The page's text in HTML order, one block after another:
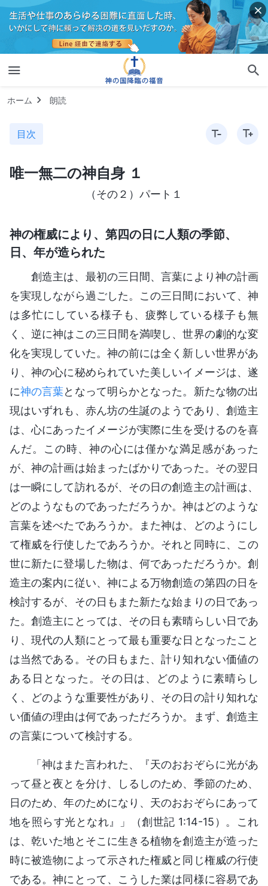
ホーム 朗読
目次
唯一無二の神自身 １
（その２）パート１
神の権威により、第四の日に人類の季節、
日、年が造られた
創造主は、最初の三日間、言葉により神の計画
を実現しながら過ごした。この三日間において、神
は多忙にしている様子も、疲弊している様子も無
く、逆に神はこの三日間を満喫し、世界の劇的な変
化を実現していた。神の前には全く新しい世界があ
り、神の心に秘められていた美しいイメージは、遂
に神の言葉となって明らかとなった。新たな物の出
現はいずれも、赤ん坊の生誕のようであり、創造主
は、心にあったイメージが実際に生を受けるのを喜
んだ。この時、神の心には僅かな満足感があった
が、神の計画は始まったばかりであった。その翌日
は一瞬にして訪れるが、その日の創造主の計画は、
どのようなものであっただろうか。神はどのような
言葉を述べたであろうか。また神は、どのようにし
て権威を行使したであろうか。それと同時に、この
世に新たに登場した物は、何であっただろうか。創
造主の案内に従い、神による万物創造の第四の日を
検討するが、その日もまた新たな始まりの日であっ
た。創造主にとっては、その日も素晴らしい日であ
り、現代の人類にとって最も重要な日となったこと
は当然である。その日もまた、計り知れない価値の
ある日となった。その日は、どのように素晴らし
く、どのような重要性があり、その日の計り知れな
い価値の理由は何であっただろうか。まず、創造主
の言葉について検討する。
「神はまた言われた、『天のおおぞらに光があ
って昼と夜とを分け、しるしのため、季節のため、
日のため、年のためになり、天のおおぞらにあって
地を照らす光となれ』」（創世記 1:14-15）。これ
は、乾いた地とそこに生きる植物を創造主が造った
時に被造物によって示された権威と同じ権威の行使
である。神にとって、こうした業は同様に容易であ